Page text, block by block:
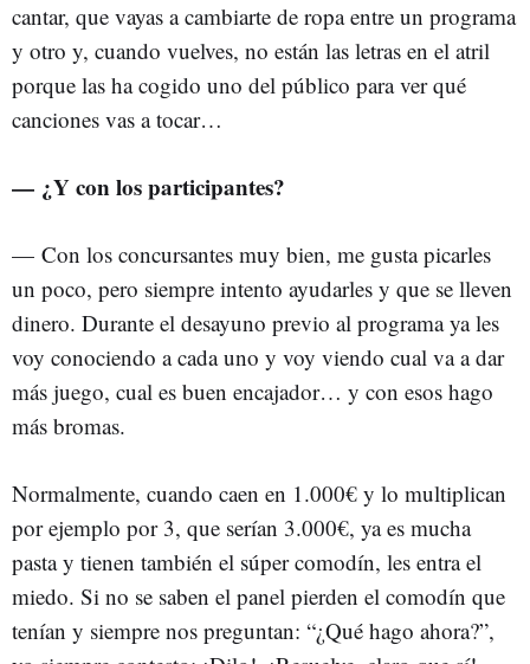
cantar, que vayas a cambiarte de ropa entre un programa
y otro y, cuando vuelves, no están las letras en el atril
porque las ha cogido uno del público para ver qué
canciones vas a tocar…
— ¿Y con los participantes?
— Con los concursantes muy bien, me gusta picarles
un poco, pero siempre intento ayudarles y que se lleven
dinero. Durante el desayuno previo al programa ya les
voy conociendo a cada uno y voy viendo cual va a dar
más juego, cual es buen encajador… y con esos hago
más bromas.
Normalmente, cuando caen en 1.000€ y lo multiplican
por ejemplo por 3, que serían 3.000€, ya es mucha
pasta y tienen también el súper comodín, les entra el
miedo. Si no se saben el panel pierden el comodín que
tenían y siempre nos preguntan: “¿Qué hago ahora?”,